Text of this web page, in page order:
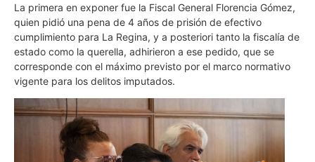
La primera en exponer fue la Fiscal General Florencia Gómez,
quien pidió una pena de 4 años de prisión de efectivo
cumplimiento para La Regina, y a posteriori tanto la fiscalía de
estado como la querella, adhirieron a ese pedido, que se
corresponde con el máximo previsto por el marco normativo
vigente para los delitos imputados.